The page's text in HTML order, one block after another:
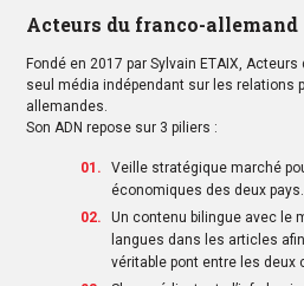
Acteurs du franco-allemand
Fondé en 2017 par Sylvain ETAIX,
seul média indépendant sur les relations
allemandes.
Son ADN repose sur 3 piliers :
Veille stratégique marché
économiques des deux pays.
Un contenu bilingue avec le
langues dans les articles afin
véritable pont entre les deux